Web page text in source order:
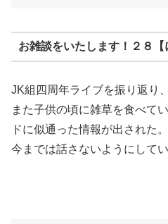
お雑談をいたします！２８【
JK組四周年ライブを振り返り
また子供の頃に雑草を食べて
ドに似通った情報が出された。
今までは話さないようにしてい